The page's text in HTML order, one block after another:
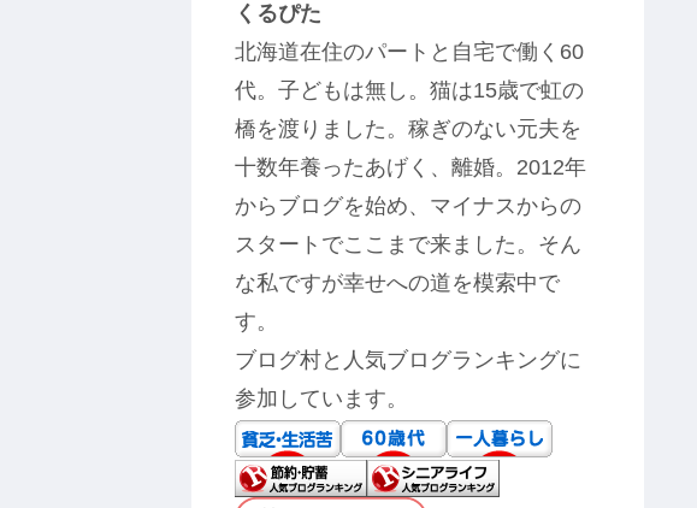
くるぴた
北海道在住のパートと自宅で働く60
代。子どもは無し。猫は15歳で虹の
橋を渡りました。稼ぎのない元夫を
十数年養ったあげく、離婚。2012年
からブログを始め、マイナスからの
スタートでここまで来ました。そん
な私ですが幸せへの道を模索中で
す。
ブログ村と人気ブログランキングに
参加しています。